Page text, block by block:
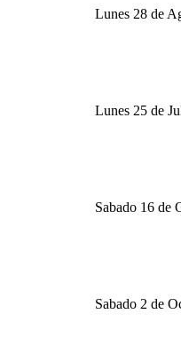
Lunes 28 de
Lunes 25 de
Sabado 16 de
Sabado 2 de